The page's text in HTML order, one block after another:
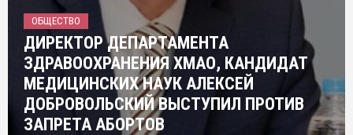
ОБЩЕСТВО
ДИРЕКТОР ДЕПАРТАМЕНТА
ЗДРАВООХРАНЕНИЯ ХМАО, КАНДИДАТ
МЕДИЦИНСКИХ НАУК АЛЕКСЕЙ
ДОБРОВОЛЬСКИЙ ВЫСТУПИЛ ПРОТИВ
ЗАПРЕТА АБОРТОВ